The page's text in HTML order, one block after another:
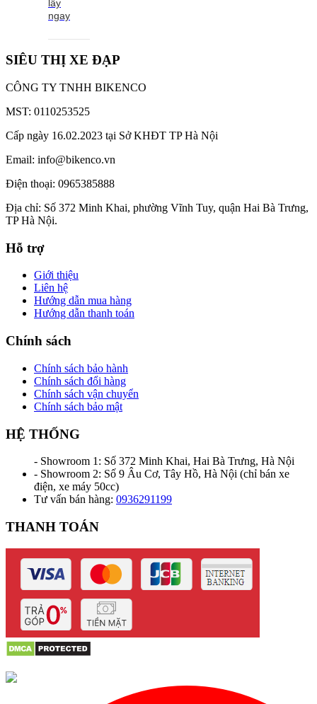
lấy
ngay
SIÊU THỊ XE ĐẠP
CÔNG TY TNHH BIKENCO
MST: 0110253525
Cấp ngày 16.02.2023 tại Sở KHĐT TP Hà Nội
Email: info@bikenco.vn
Điện thoại: 0965385888
Địa chỉ: Số 372 Minh Khai, phường Vĩnh Tuy, quận Hai Bà Trưng,
TP Hà Nội.
Hỗ trợ
Giới thiệu
Liên hệ
Hướng dẫn mua hàng
Hướng dẫn thanh toán
Chính sách
Chính sách bảo hành
Chính sách đổi hàng
Chính sách vận chuyển
Chính sách bảo mật
HỆ THỐNG
- Showroom 1: Số 372 Minh Khai, Hai Bà Trưng, Hà Nội
- Showroom 2: Số 9 Âu Cơ, Tây Hồ, Hà Nội (chỉ bán xe
điện, xe máy 50cc)
Tư vấn bán hàng: 0936291199
THANH TOÁN